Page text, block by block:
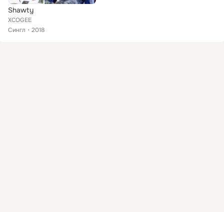
Shawty
XCOGEE
Сингл
2018